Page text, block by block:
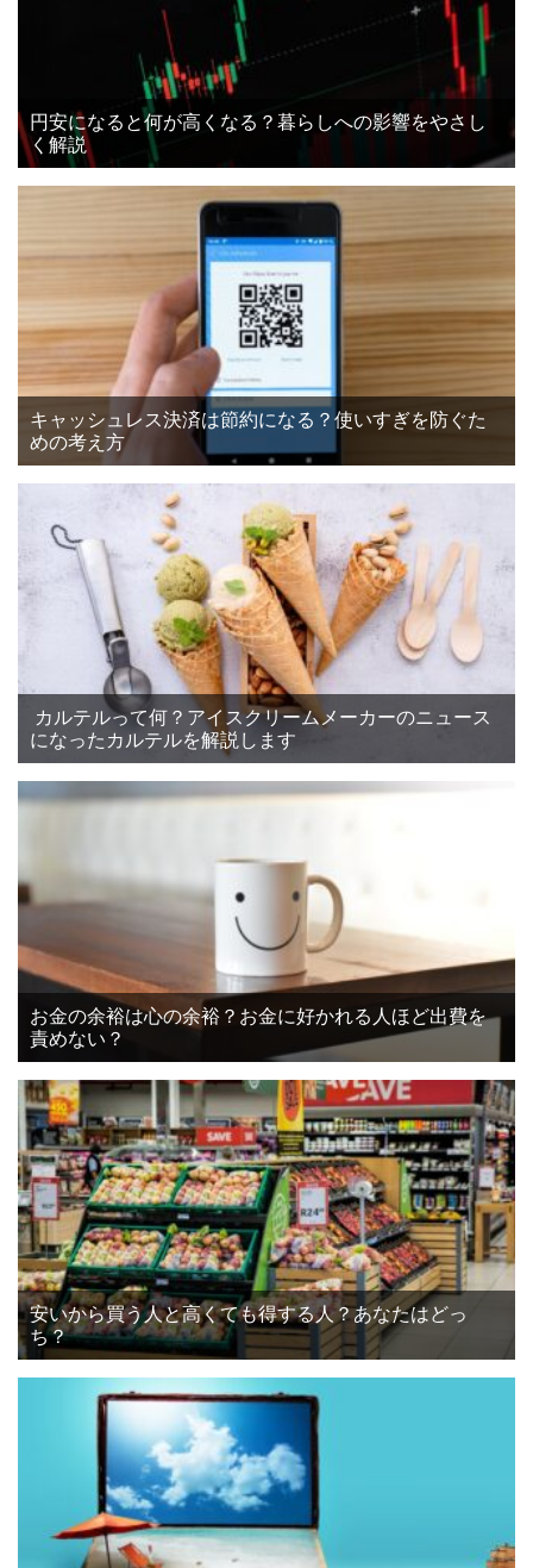
円安になると何が高くなる？暮らしへの影響をやさし
く解説
キャッシュレス決済は節約になる？使いすぎを防ぐた
めの考え方
カルテルって何？アイスクリームメーカーのニュース
になったカルテルを解説します
お金の余裕は心の余裕？お金に好かれる人ほど出費を
責めない？
安いから買う人と高くても得する人？あなたはどっ
ち？